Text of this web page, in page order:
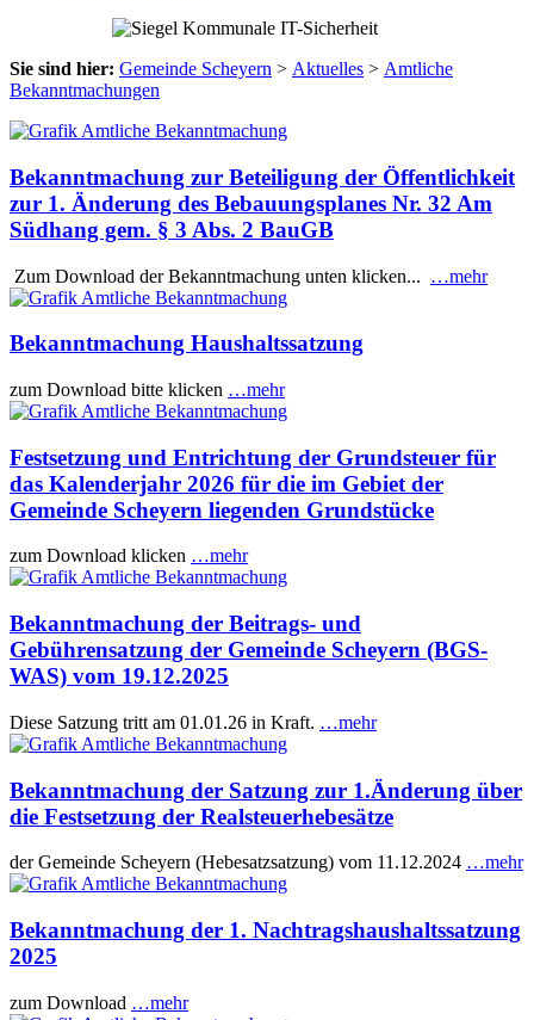
Sie sind hier: Gemeinde Scheyern > Aktuelles > Amtliche
Bekanntmachungen
Bekanntmachung zur Beteiligung der Öffentlichkeit
zur 1. Änderung des Bebauungsplanes Nr. 32 Am
Südhang gem. § 3 Abs. 2 BauGB
Zum Download der Bekanntmachung unten klicken... …mehr
Bekanntmachung Haushaltssatzung
zum Download bitte klicken …mehr
Festsetzung und Entrichtung der Grundsteuer für
das Kalenderjahr 2026 für die im Gebiet der
Gemeinde Scheyern liegenden Grundstücke
zum Download klicken …mehr
Bekanntmachung der Beitrags- und
Gebührensatzung der Gemeinde Scheyern (BGS-
WAS) vom 19.12.2025
Diese Satzung tritt am 01.01.26 in Kraft. …mehr
Bekanntmachung der Satzung zur 1.Änderung über
die Festsetzung der Realsteuerhebesätze
der Gemeinde Scheyern (Hebesatzsatzung) vom 11.12.2024 …mehr
Bekanntmachung der 1. Nachtragshaushaltssatzung
2025
zum Download …mehr